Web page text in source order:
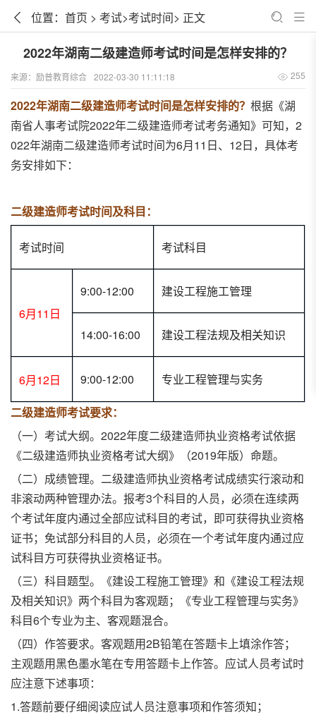
位置： 首页 > 考试>考试时间> 正文
2022年湖南二级建造师考试时间是怎样安排的？
来源： 励普教育综合 2022-03-30 11:11:18 255
2022年湖南二级建造师考试时间是怎样安排的？ 根据《湖
南省人事考试院2022年二级建造师考试考务通知》可知，2
022年湖南二级建造师考试时间为6月11日、12日，具体考
务安排如下：
二级建造师考试时间及科目：
考试时间 考试科目
6月11日
9:00-12:00 建设工程施工管理
14:00-16:00 建设工程法规及相关知识
6月12日 9:00-12:00 专业工程管理与实务
二级建造师考试要求：
（一）考试大纲。2022年度二级建造师执业资格考试依据
《二级建造师执业资格考试大纲》（2019年版）命题。
（二）成绩管理。二级建造师执业资格考试成绩实行滚动和
非滚动两种管理办法。报考3个科目的人员，必须在连续两
个考试年度内通过全部应试科目的考试，即可获得执业资格
证书；免试部分科目的人员，必须在一个考试年度内通过应
试科目方可获得执业资格证书。
（三）科目题型。《建设工程施工管理》和《建设工程法规
及相关知识》两个科目为客观题；《专业工程管理与实务》
科目6个专业为主、客观题混合。
（四）作答要求。客观题用2B铅笔在答题卡上填涂作答；
主观题用黑色墨水笔在专用答题卡上作答。应试人员考试时
应注意下述事项：
1.答题前要仔细阅读应试人员注意事项和作答须知；